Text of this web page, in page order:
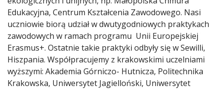
Edukacyjna, Centrum Kształcenia Zawodowego. Nasi
uczniowie biorą udział w dwutygodniowych praktykach
zawodowych w ramach programu Unii Europejskiej
Erasmus+. Ostatnie takie praktyki odbyły się w Sewilli,
Hiszpania. Współpracujemy z krakowskimi uczelniami
wyższymi: Akademia Górniczo- Hutnicza, Politechnika
Krakowska, Uniwersytet Jagielloński, Uniwersytet